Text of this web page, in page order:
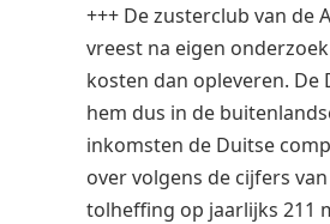
+++ De zusterclub van de
vreest na eigen
kosten dan opleveren.
hem dus in de
inkomsten de Duitse
over volgens de cijfers
tolheffing op jaarlijks 211